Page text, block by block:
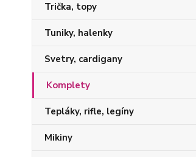
Trička, topy
Tuniky, halenky
Svetry, cardigany
Komplety
Tepláky, rifle, legíny
Mikiny